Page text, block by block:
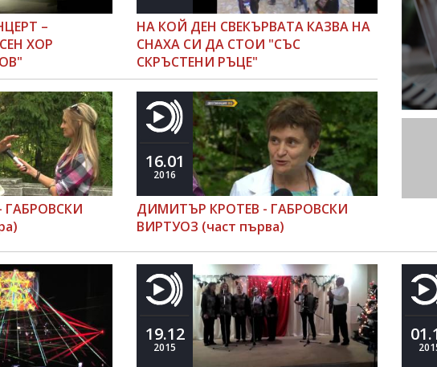
–
ХОР
НА КОЙ ДЕН СВЕКЪРВАТА КАЗВА НА
СНАХА СИ ДА СТОИ "СЪС
СКРЪСТЕНИ РЪЦЕ"
16.01
2016
ДИМИТЪР КРОТЕВ - ГАБРОВСКИ
ВИРТУОЗ (част първа)
19.12
2015